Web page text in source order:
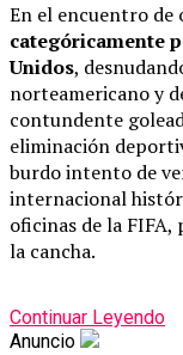
En el encuentro de
categóricamente
Unidos,
norteamericano y
contundente
eliminación
burdo intento de
internacional
oficinas de la
la cancha.
Continuar Leyendo
Anuncio